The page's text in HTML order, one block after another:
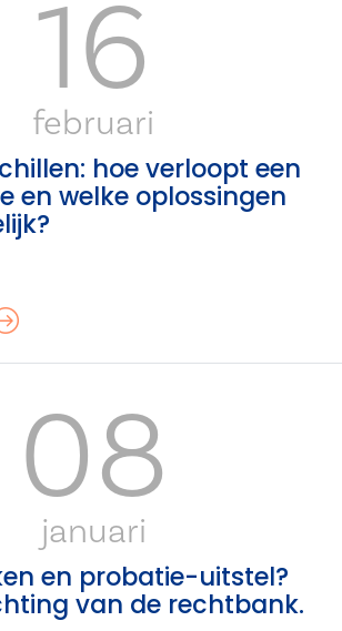
16
februari
hoe verloopt een
en welke oplossingen
08
januari
en probatie-uitstel?
van de rechtbank.